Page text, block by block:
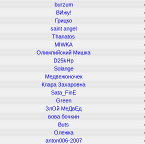
burzum
ВИжу!
Грицко
saint angel
Thanatos
MIWKA
Олимпийский Мишка
D25kHp
Solange
Медвежоночек
Клара Захаровна
Sata_FinE
Green
ЗлОй МеДвЕд
вова бочкин
Buts
Олежка
anton006-2007